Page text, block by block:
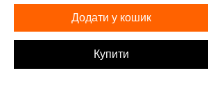
Додати у кошик
Купити